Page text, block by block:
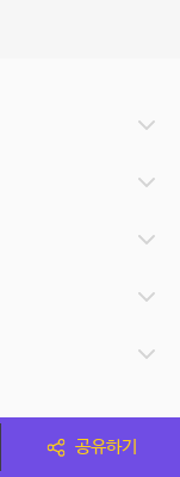
공유하기